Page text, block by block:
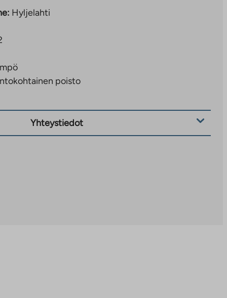
Hyljelahti
poisto
Yhteystiedot